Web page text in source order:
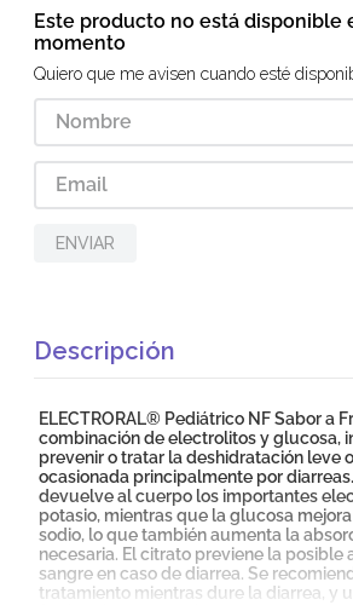
Este producto no está disponible
momento
Quiero que me avisen cuando esté
ENVIAR
Descripción
ELECTRORAL® Pediátrico NF Sabor a
combinación de electrolitos y glucosa,
prevenir o tratar la deshidratación leve
ocasionada principalmente por
devuelve al cuerpo los importantes
potasio, mientras que la glucosa
sodio, lo que también aumenta la
necesaria. El citrato previene la posible
sangre en caso de diarrea. Se
tratamiento mientras dure la diarrea, y